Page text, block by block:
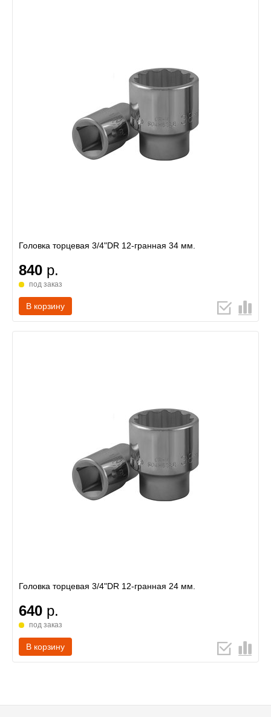
Головка торцевая 3/4"DR 12-гранная 34 мм.
840 р.
под заказ
В корзину
Головка торцевая 3/4"DR 12-гранная 24 мм.
640 р.
под заказ
В корзину